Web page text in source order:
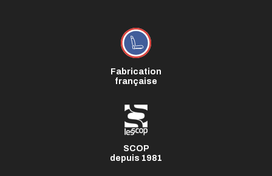
Fabrication
française
SCOP
depuis 1981